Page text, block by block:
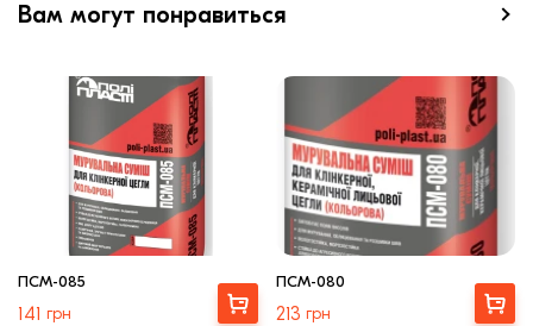
Вам могут понравиться
ПСМ-085
141 грн
Выбрать
ПСМ-080
213 грн
Выбрать